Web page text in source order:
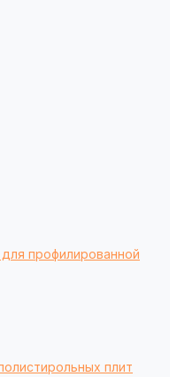
профилированной
плит